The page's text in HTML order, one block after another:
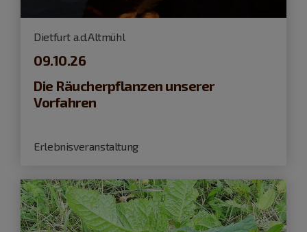
Dietfurt a.d.Altmühl
09.10.26
Die Räucherpflanzen unserer
Vorfahren
Erlebnisveranstaltung